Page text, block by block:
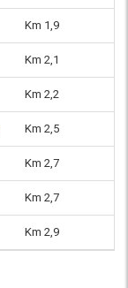
Km 1,9
Km 2,1
Km 2,2
Km 2,5
Km 2,7
Km 2,7
Km 2,9